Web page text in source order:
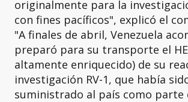
originalmente para la
con fines pacíficos", explicó el
"A finales de abril, Venezuela
preparó para su transporte el
altamente enriquecido) de su
investigación RV-1, que había
suministrado al país como parte